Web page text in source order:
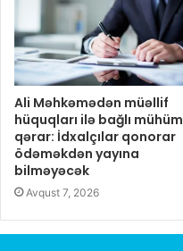
Ali Məhkəmədən müəllif
hüquqları ilə bağlı mühüm
qərar: İdxalçılar qonorar
ödəməkdən yayına
bilməyəcək
Avqust 7, 2026